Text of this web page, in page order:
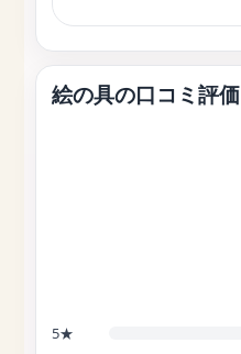
絵の具の口コミ評価
5★